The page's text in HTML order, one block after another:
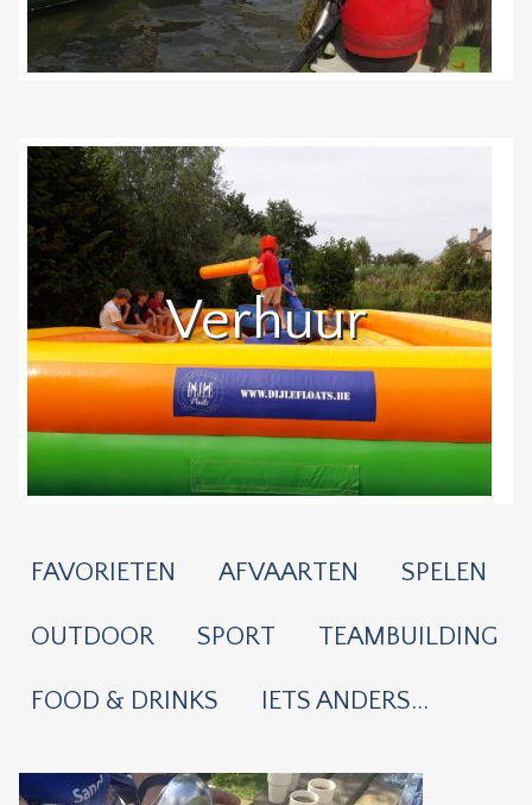
Verhuur
FAVORIETEN AFVAARTEN SPELEN
OUTDOOR SPORT TEAMBUILDING
FOOD & DRINKS IETS ANDERS...